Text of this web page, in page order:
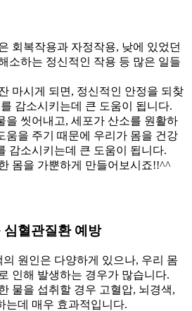
회복작용과 자정작용, 낮에 있었던
소하는 정신적인 작용 등 많은 일들
마시게 되면, 정신적인 안정을 되찾
감소시키는데 큰 도움이 됩니다.
을 씻어내고, 세포가 산소를 원활하
움을 주기 때문에 우리가 몸을 건강
감소시키는데 큰 도움이 됩니다.
몸을 가뿐하게 만들어보시죠!!^^
심혈관질환 예방
원인은 다양하게 있으나, 우리 몸
인해 발생하는 경우가 많습니다.
물을 섭취할 경우 고혈압, 뇌경색,
는데 매우 효과적입니다.